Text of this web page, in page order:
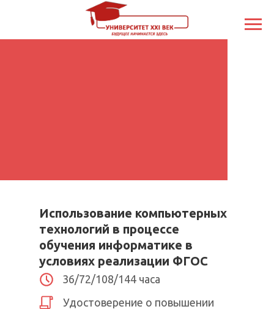
Использование компьютерных
технологий в процессе
обучения информатике в
условиях реализации ФГОС
36/72/108/144 часа
Удостоверение о повышении